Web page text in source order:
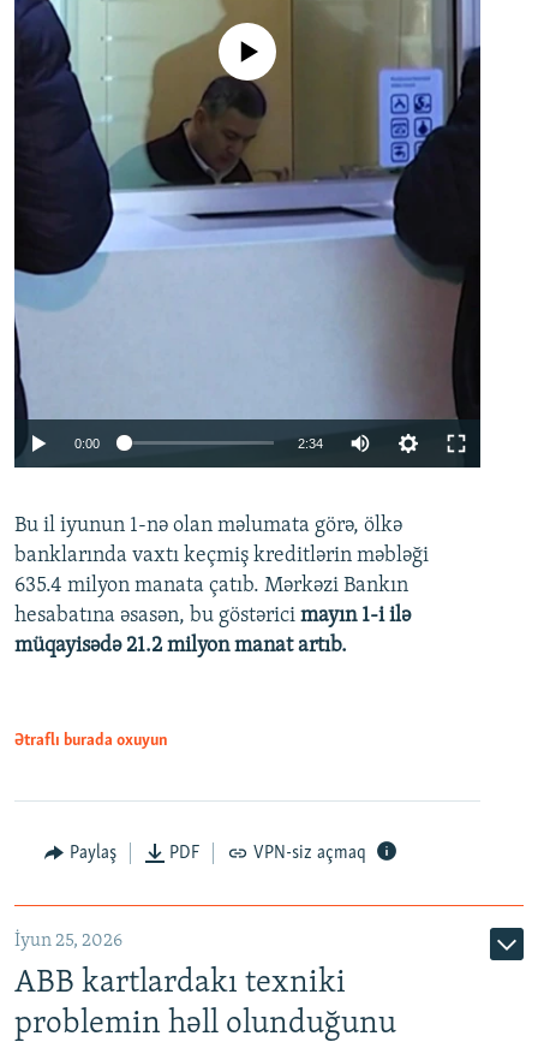
Auto 240p 360p 480p
720p 1080p
No media source currently available
0:00 2:34
360p
480p
720p
Bu il iyunun 1-nə olan məlumata görə, ölkə
banklarında vaxtı keçmiş kreditlərin məbləği
635.4 milyon manata çatıb. Mərkəzi Bankın
hesabatına əsasən, bu göstərici mayın 1-i ilə
müqayisədə 21.2 milyon manat artıb.
Ətraflı burada oxuyun
Paylaş PDF VPN-siz açmaq
İyun 25, 2026
ABB kartlardakı texniki
problemin həll olunduğunu